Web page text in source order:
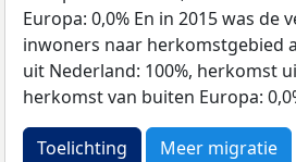
Europa: 0,0% En in 2015 was de
inwoners naar herkomstgebied
uit Nederland: 100%, herkomst
herkomst van buiten Europa:
Toelichting Meer migratie